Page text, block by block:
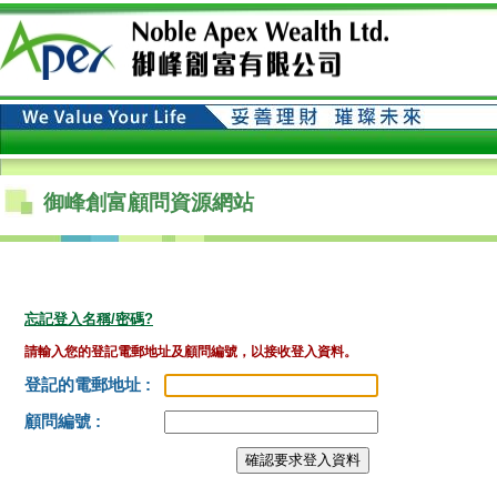
御峰創富顧問資源網站
忘記登入名稱/密碼?
請輸入您的登記電郵地址及顧問編號，以接收登入資料。
登記的電郵地址 :
顧問編號 :